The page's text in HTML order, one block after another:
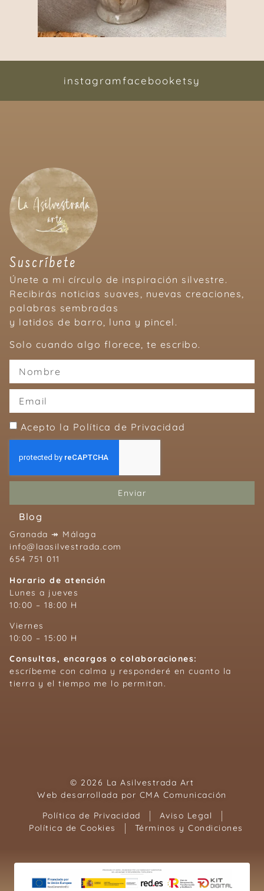
instagramfacebooketsy
Suscríbete
Únete a mi círculo de inspiración silvestre.
Recibirás noticias suaves, nuevas creaciones,
palabras sembradas
y latidos de barro, luna y pincel.
Solo cuando algo florece, te escribo.
Acepto la Política de Privacidad
Enviar
Blog
Granada ↠ Málaga
info@laasilvestrada.com
654 751 011
Horario de atención
Lunes a jueves
10:00 – 18:00 H
Viernes
10:00 – 15:00 H
Consultas, encargos o colaboraciones:
escríbeme con calma y responderé en cuanto la
tierra y el tiempo me lo permitan.
© 2026 La Asilvestrada Art
Web desarrollada por CMA Comunicación
Política de Privacidad
Aviso Legal
Política de Cookies
Términos y Condiciones